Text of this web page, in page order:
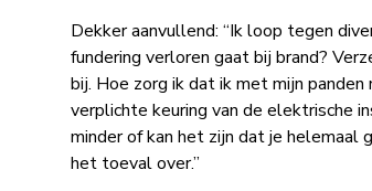
Dekker aanvullend: “Ik loop tegen
fundering verloren gaat bij brand?
bij. Hoe zorg ik dat ik met mijn
verplichte keuring van de elektrische
minder of kan het zijn dat je helemaal
het toeval over.”